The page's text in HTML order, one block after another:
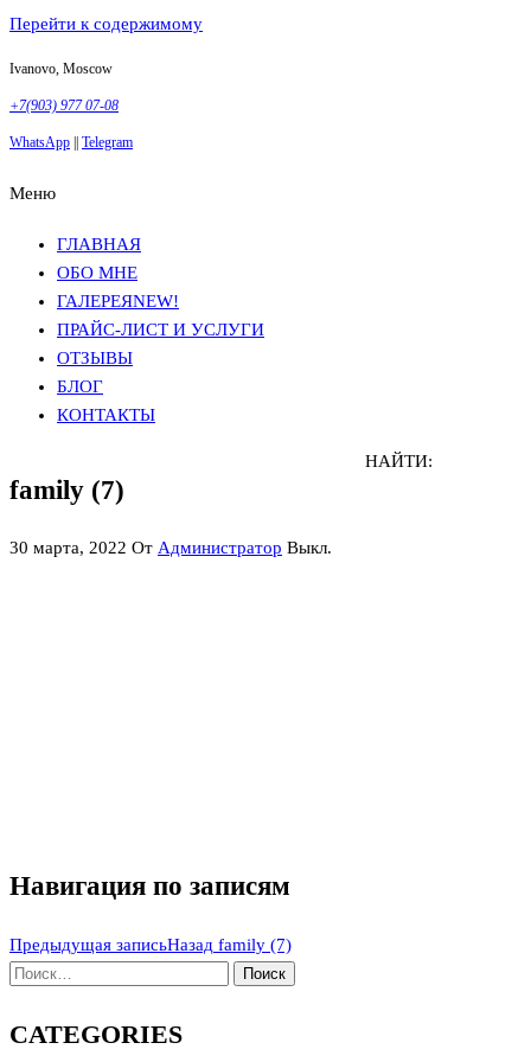
Перейти к содержимому
Ivanovo, Moscow
+7(903) 977 07-08
WhatsApp Telegram
Меню
ГЛАВНАЯ
ОБО МНЕ
ГАЛЕРЕЯNEW!
ПРАЙС-ЛИСТ И УСЛУГИ
ОТЗЫВЫ
БЛОГ
КОНТАКТЫ
family (7)
30 марта, 2022 От Администратор Выкл.
Навигация по записям
Предыдущая записьНазад family (7)
НАЙТИ:
CATEGORIES